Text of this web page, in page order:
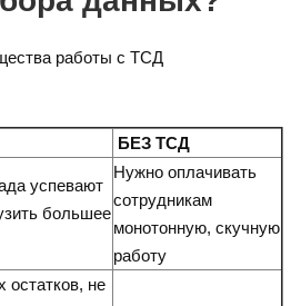
работы с ТСД
БЕЗ ТСД
успевают
большее
Нужно оплачивать
сотрудникам
монотонную, скучную
работу
остатков, не